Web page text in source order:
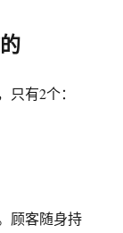
有2个：
顾客随身持